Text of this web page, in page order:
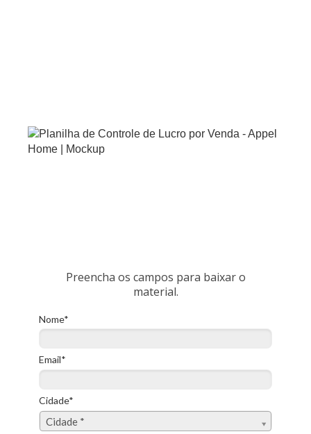
Preencha os campos para baixar o
material.
Nome*
Email*
Cidade*
Cidade *
Cidade*